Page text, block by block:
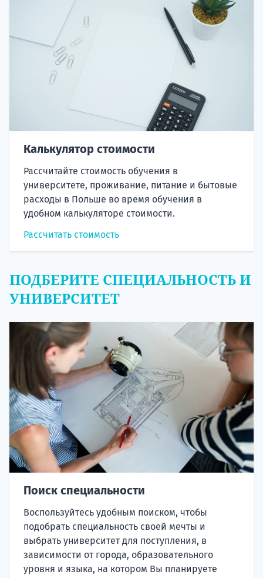
Калькулятор стоимости
Рассчитайте стоимость обучения в
университете, проживание, питание и бытовые
расходы в Польше во время обучения в
удобном калькуляторе стоимости.
Рассчитать стоимость
ПОДБЕРИТЕ СПЕЦИАЛЬНОСТЬ И
УНИВЕРСИТЕТ
Поиск специальности
Воспользуйтесь удобным поиском, чтобы
подобрать специальность своей мечты и
выбрать университет для поступления, в
зависимости от города, образовательного
уровня и языка, на котором Вы планируете